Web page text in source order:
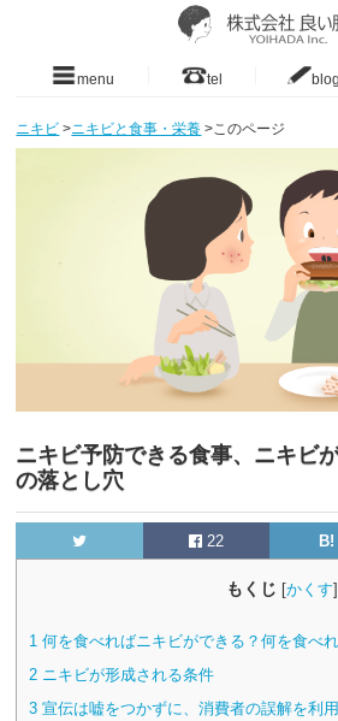
menu tel blog
ニキビ >ニキビと食事・栄養 >このページ
ニキビ予防できる食事、ニキビ
の落とし穴
22 B!
もくじ [かくす]
1 何を食べればニキビができる？何を食べ
2 ニキビが形成される条件
3 宣伝は嘘をつかずに、消費者の誤解を利